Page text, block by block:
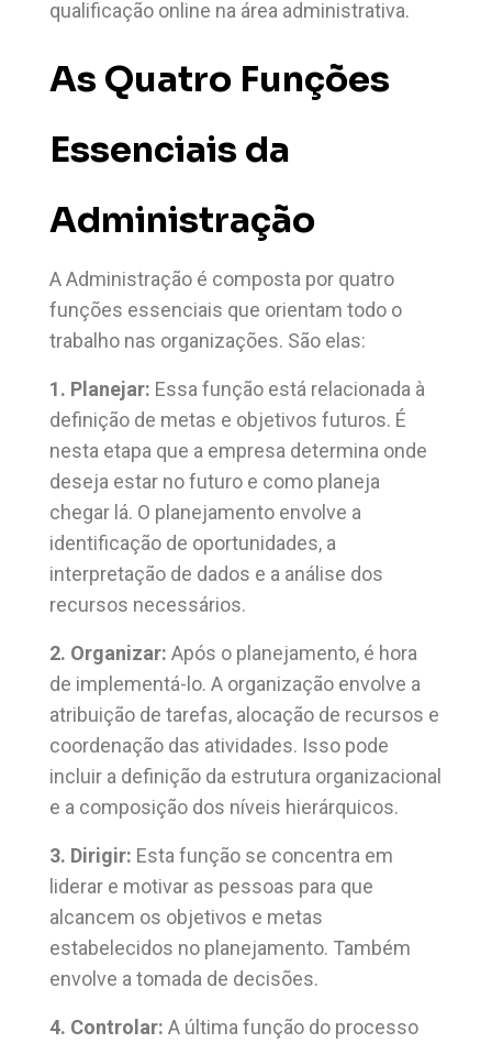
qualificação online na área administrativa.
As Quatro Funções
Essenciais da
Administração
A Administração é composta por quatro
funções essenciais que orientam todo o
trabalho nas organizações. São elas:
1. Planejar: Essa função está relacionada à
definição de metas e objetivos futuros. É
nesta etapa que a empresa determina onde
deseja estar no futuro e como planeja
chegar lá. O planejamento envolve a
identificação de oportunidades, a
interpretação de dados e a análise dos
recursos necessários.
2. Organizar: Após o planejamento, é hora
de implementá-lo. A organização envolve a
atribuição de tarefas, alocação de recursos e
coordenação das atividades. Isso pode
incluir a definição da estrutura organizacional
e a composição dos níveis hierárquicos.
3. Dirigir: Esta função se concentra em
liderar e motivar as pessoas para que
alcancem os objetivos e metas
estabelecidos no planejamento. Também
envolve a tomada de decisões.
4. Controlar: A última função do processo